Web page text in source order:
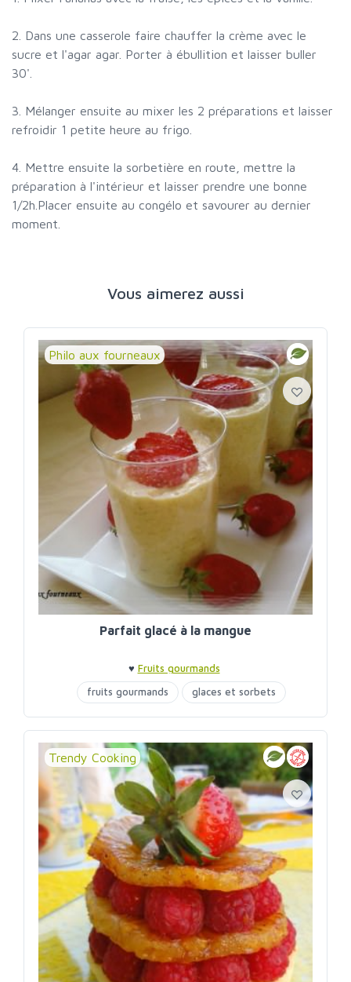
2. Dans une casserole faire chauffer la crème avec le
sucre et l'agar agar. Porter à ébullition et laisser buller
30'.
3. Mélanger ensuite au mixer les 2 préparations et laisser
refroidir 1 petite heure au frigo.
4. Mettre ensuite la sorbetière en route, mettre la
préparation à l'intérieur et laisser prendre une bonne
1/2h.Placer ensuite au congélo et savourer au dernier
moment.
Vous aimerez aussi
Philo aux fourneaux
Parfait glacé à la mangue
♥ Fruits gourmands
fruits gourmands
glaces et sorbets
mangue
Trendy Cooking